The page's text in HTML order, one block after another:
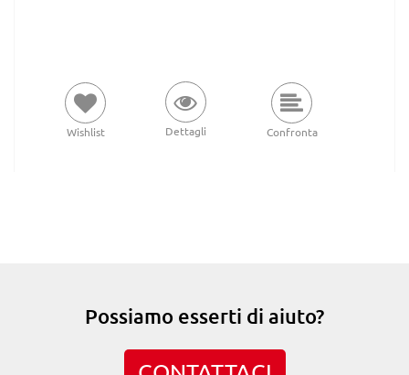
Wishlist Dettagli Confronta
Possiamo esserti di aiuto?